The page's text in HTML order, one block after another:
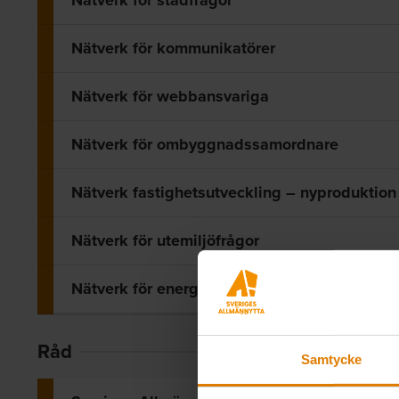
Samtycke
Nätverk för kommunikatörer
Nätverk för webbansvariga
Nätverk för ombyggnadssamordnare
Nätverk fastighetsutveckling – nyproduktion
Nätverk för utemiljöfrågor
Nätverk för energi- och driftfrågor
Råd